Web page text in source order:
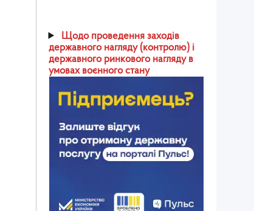
Щодо проведення заходів
державного нагляду (контролю) і
державного ринкового нагляду в
умовах воєнного стану